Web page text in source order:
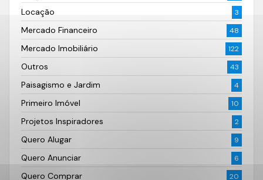
Locação 3
Mercado Financeiro 48
Mercado Imobiliário 122
Outros 43
Paisagismo e Jardim 4
Primeiro Imóvel 10
Projetos Inspiradores 2
Quero Alugar 9
Quero Anunciar 6
Quero Comprar 20